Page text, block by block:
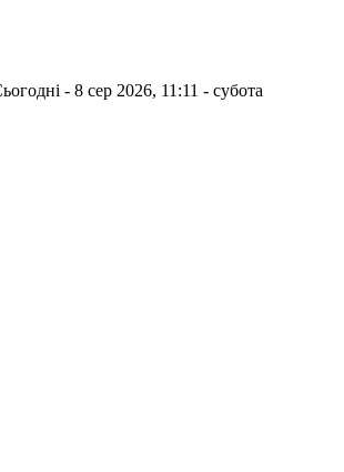
- 8 сер 2026, 11:11 - субота